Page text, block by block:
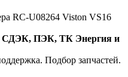
RC-U08264 Viston VS16
СДЭК, ПЭК, ТК Энергия и
Подбор запчастей.